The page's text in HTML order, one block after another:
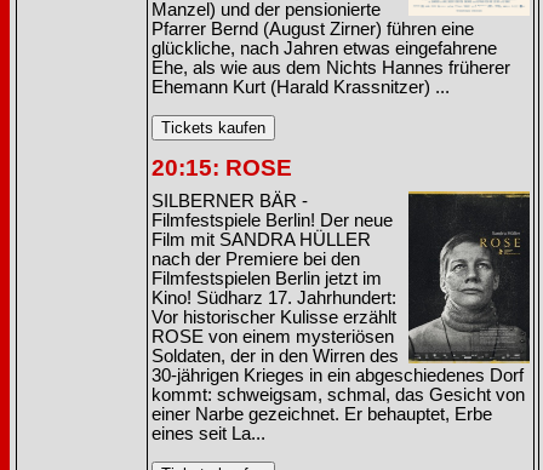
Manzel) und der pensionierte
Pfarrer Bernd (August Zirner) führen eine
glückliche, nach Jahren etwas eingefahrene
Ehe, als wie aus dem Nichts Hannes früherer
Ehemann Kurt (Harald Krassnitzer) ...
20:15: ROSE
SILBERNER BÄR -
Filmfestspiele Berlin! Der neue
Film mit SANDRA HÜLLER
nach der Premiere bei den
Filmfestspielen Berlin jetzt im
Kino! Südharz 17. Jahrhundert:
Vor historischer Kulisse erzählt
ROSE von einem mysteriösen
Soldaten, der in den Wirren des
30-jährigen Krieges in ein abgeschiedenes Dorf
kommt: schweigsam, schmal, das Gesicht von
einer Narbe gezeichnet. Er behauptet, Erbe
eines seit La...